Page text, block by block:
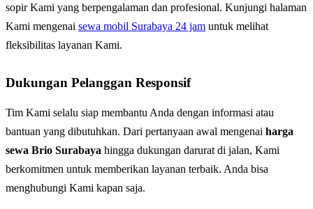
sopir Kami yang berpengalaman dan profesional. Kunjungi halaman
Kami mengenai sewa mobil Surabaya 24 jam untuk melihat
fleksibilitas layanan Kami.
Dukungan Pelanggan Responsif
Tim Kami selalu siap membantu Anda dengan informasi atau
bantuan yang dibutuhkan. Dari pertanyaan awal mengenai harga
sewa Brio Surabaya hingga dukungan darurat di jalan, Kami
berkomitmen untuk memberikan layanan terbaik. Anda bisa
menghubungi Kami kapan saja.